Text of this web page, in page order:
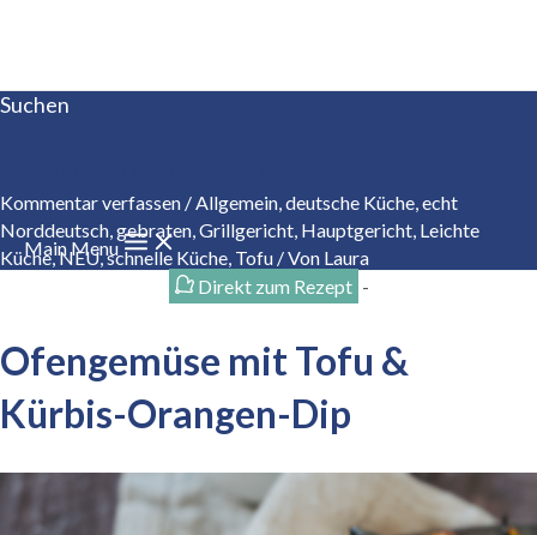
Suchen
Main Menu
Kommentar verfassen /Allgemein,deutsche Küche,echt
Norddeutsch,gebraten,Grillgericht, Hauptgericht, Leichte
Küche,NEU,schnelle Küche, Tofu / Von Laura
Direkt zum Rezept -
Ofengemüse mit Tofu &
Kürbis-Orangen-Dip